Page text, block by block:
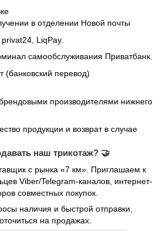
в отделении Новой почты
LiqPay.
самообслуживания Приватбанк.
(банковский перевод)
производителями нижнего
продукции и возврат в случае
наш трикотаж? 🤝
с рынка «7 км». Приглашаем к
Viber/Telegram-каналов, интернет-
совместных покупок.
наличия и быстрой отправки,
на продажах.